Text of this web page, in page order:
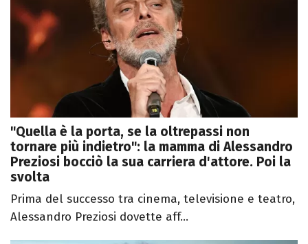
"Quella è la porta, se la oltrepassi non
tornare più indietro": la mamma di Alessandro
Preziosi bocciò la sua carriera d'attore. Poi la
svolta
Prima del successo tra cinema, televisione e teatro,
Alessandro Preziosi dovette aff...